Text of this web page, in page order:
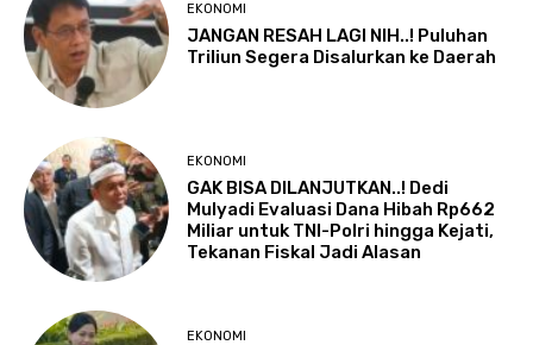
EKONOMI
JANGAN RESAH LAGI NIH..! Puluhan
Triliun Segera Disalurkan ke Daerah
EKONOMI
GAK BISA DILANJUTKAN..! Dedi
Mulyadi Evaluasi Dana Hibah Rp662
Miliar untuk TNI-Polri hingga Kejati,
Tekanan Fiskal Jadi Alasan
EKONOMI